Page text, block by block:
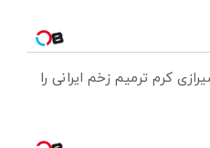
کرم ترمیم زخم ایرانی را